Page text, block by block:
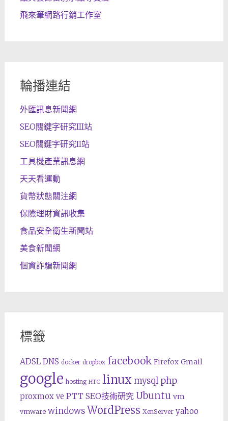
飛來筆網路行銷工作室
輪播連結
外匯訊息新聞網
SEO關鍵字研究III站
SEO關鍵字研究II站
工具機產業訊息網
天天看運動
貨幣狀態關注網
保險理財資訊收集
食品安全衛生新聞站
美食新聞網
個資詐騙新聞網
標籤
ADSL DNS docker dropbox facebook Firefox Gmail
google hosting HTC linux mysql php
proxmox ve PTT SEO技術研究 Ubuntu vm
vmware windows WordPress XenServer yahoo